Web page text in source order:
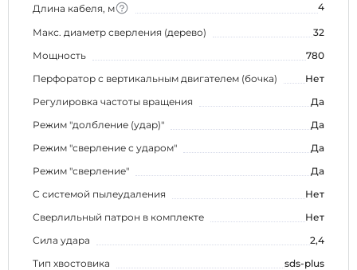
Длина кабеля, м 4
Макс. диаметр сверления (дерево)
32
Мощность
780
Перфоратор с вертикальным двигателем (бочка)
Нет
Регулировка частоты вращения
Да
Режим "долбление (удар)"
Да
Режим "сверление с ударом"
Да
Режим "сверление"
Да
С системой пылеудаления
Нет
Сверлильный патрон в комплекте
Нет
Сила удара
2,4
Тип хвостовика
sds-plus